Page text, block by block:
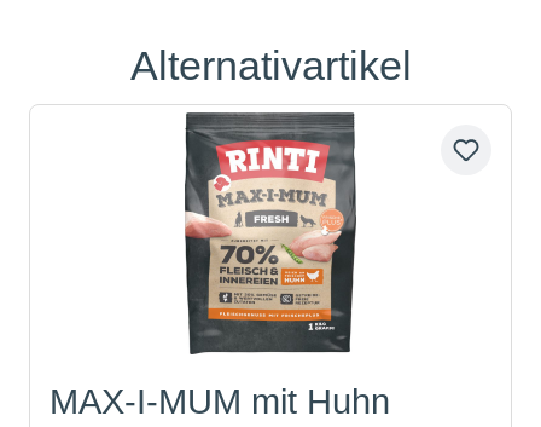
Produktgalerie überspringen
Alternativartikel
MAX-I-MUM mit Huhn